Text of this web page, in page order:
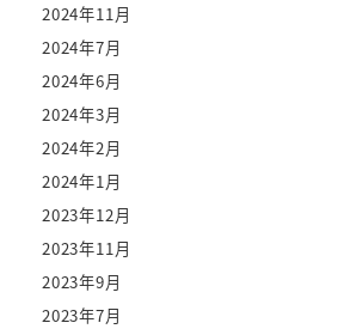
2024年11月
2024年7月
2024年6月
2024年3月
2024年2月
2024年1月
2023年12月
2023年11月
2023年9月
2023年7月